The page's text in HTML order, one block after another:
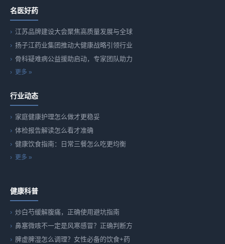
名医好药
江苏品牌建设大会聚焦高质量发展与全球
扬子江药业集团推动大健康战略引领行业
骨科疑难病公益援助启动，专家团队助力
更多 »
行业动态
家庭健康护理怎么做才更稳妥
体检报告解读怎么看才准确
健康饮食指南：日常三餐怎么吃更均衡
更多 »
健康科普
炒白芍缓解腹痛，正确使用避坑指南
鼻塞微咳不一定是风寒感冒？正确判断方
脾虚脾湿怎么调理？女性必备的饮食+药